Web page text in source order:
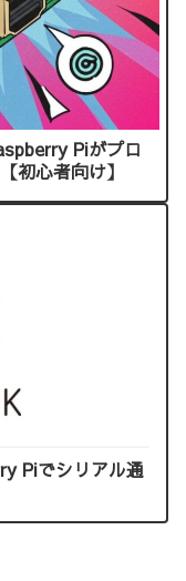
Piがプロ
初心者向け】
Piでシリアル通